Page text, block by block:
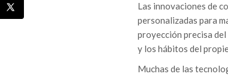
Las innovaciones de
personalizadas para
proyección precisa
y los hábitos del
Muchas de las